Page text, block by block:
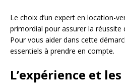
Le choix d’un expert en location-
primordial pour assurer la
Pour vous aider dans cette
essentiels à prendre en compte.
L’expérience et